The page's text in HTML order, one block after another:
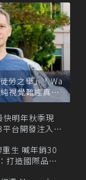
勞之舉」！Wa
視覺難達真正
快明年秋季現
台開發注入80
生 喊年銷30
打造國際品牌